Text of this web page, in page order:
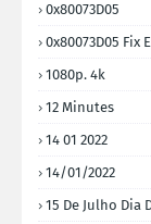
0x80073D05
0x80073D05 Fix
1080p. 4k
12 Minutes
14 01 2022
14/01/2022
15 De Julho Dia